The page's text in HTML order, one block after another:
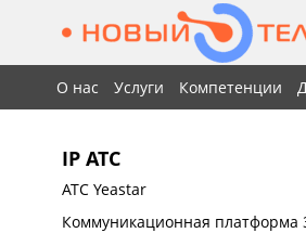
О нас Услуги Компетенции
IP АТС
АТС Yeastar
Коммуникационная платформа